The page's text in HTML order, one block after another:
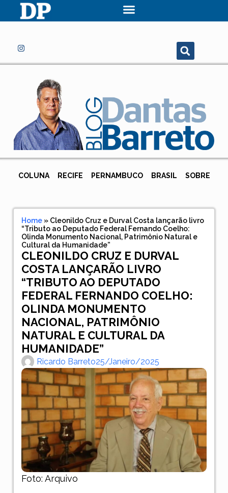
COLUNA RECIFE PERNAMBUCO BRASIL SOBRE
Home» Cleonildo Cruz e Durval Costa lançarão livro
“Tributo ao Deputado Federal Fernando Coelho:
Olinda Monumento Nacional, Patrimônio Natural e
Cultural da Humanidade”
CLEONILDO CRUZ E DURVAL
COSTA LANÇARÃO LIVRO
“TRIBUTO AO DEPUTADO
FEDERAL FERNANDO COELHO:
OLINDA MONUMENTO
NACIONAL, PATRIMÔNIO
NATURAL E CULTURAL DA
HUMANIDADE”
Ricardo Barreto25/janeiro/2025
Foto: Arquivo